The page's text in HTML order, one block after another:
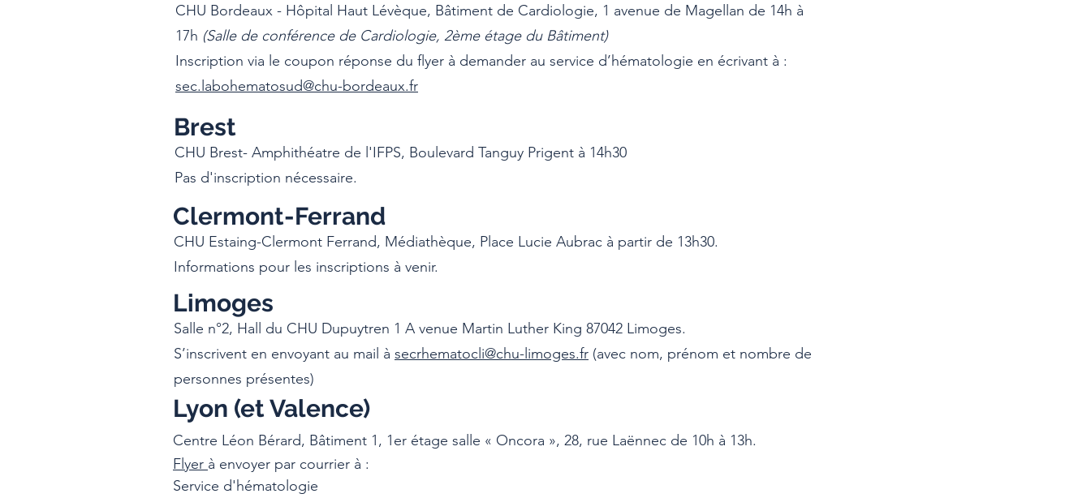
CHU Bordeaux - Hôpital Haut Lévèque, Bâtiment de Cardiologie, 1 avenue de Magellan de 14h à
17h (Salle de conférence de Cardiologie, 2ème étage du Bâtiment)
Inscription via le coupon réponse du flyer à demander au service d’hématologie en écrivant à :
sec.labohematosud@chu-bordeaux.fr
Brest
CHU Brest- Amphithéatre de l'IFPS, Boulevard Tanguy Prigent à 14h30
Pas d'inscription nécessaire.
Clermont-Ferrand
CHU Estaing-Clermont Ferrand, Médiathèque, Place Lucie Aubrac à partir de 13h30.
Informations pour les inscriptions à venir.
Limoges
Salle n°2, Hall du CHU Dupuytren 1 A venue Martin Luther King 87042 Limoges.
S’inscrivent en envoyant au mail à secrhematocli@chu-limoges.fr (avec nom, prénom et nombre de
personnes présentes)
Lyon (et Valence)
Centre Léon Bérard, Bâtiment 1, 1er étage salle « Oncora », 28, rue Laënnec de 10h à 13h.
Flyer à envoyer par courrier à :
Service d'hématologie